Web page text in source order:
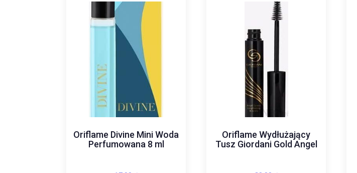
Oriflame Divine Mini Woda
Perfumowana 8 ml
Oriflame Wydłużający
Tusz Giordani Gold Angel